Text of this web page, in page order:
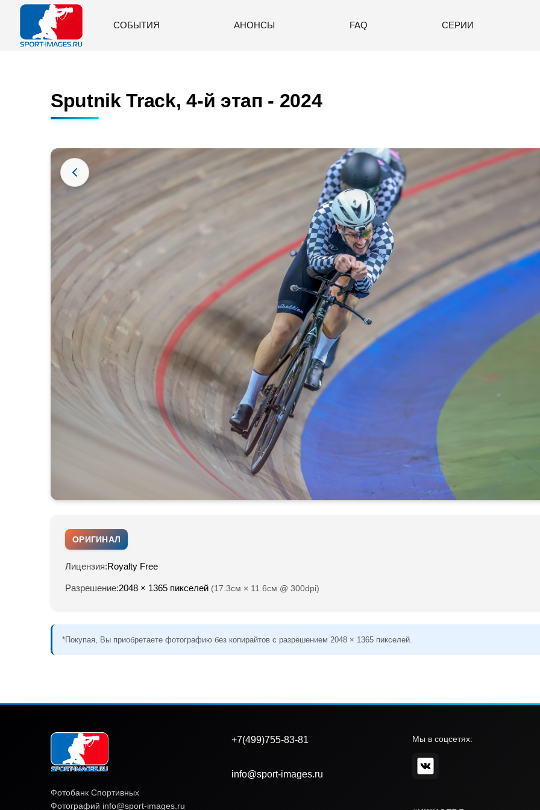
СОБЫТИЯ АНОНСЫ FAQ СЕРИИ
Sputnik Track, 4-й этап - 2024
ОРИГИНАЛ
Лицензия:Royalty Free
Разрешение:2048 × 1365 пикселей (17.3см × 11.6см @ 300dpi)
*Покупая, Вы приобретаете фотографию без копирайтов с разрешением 2048 × 1365 пикселей.
Фотобанк Спортивных
Фотографий info@sport-images.ru
+7(499)755-83-81
info@sport-images.ru
Мы в соцсетях: